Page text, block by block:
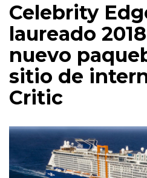
Celebrity
laureado
nuevo
sitio de
Critic